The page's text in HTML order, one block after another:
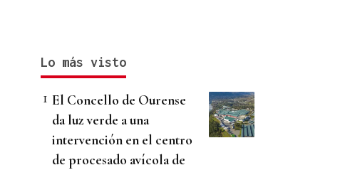
Lo más visto
El Concello de Ourense
da luz verde a una
intervención en el centro
de procesado avícola de